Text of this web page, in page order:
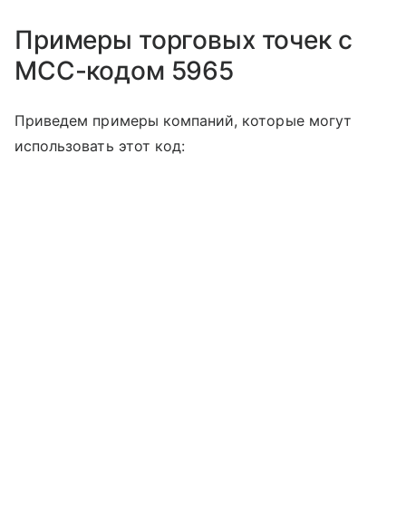
Примеры торговых точек с
MCC-кодом 5965
Приведем примеры компаний, которые могут
использовать этот код: